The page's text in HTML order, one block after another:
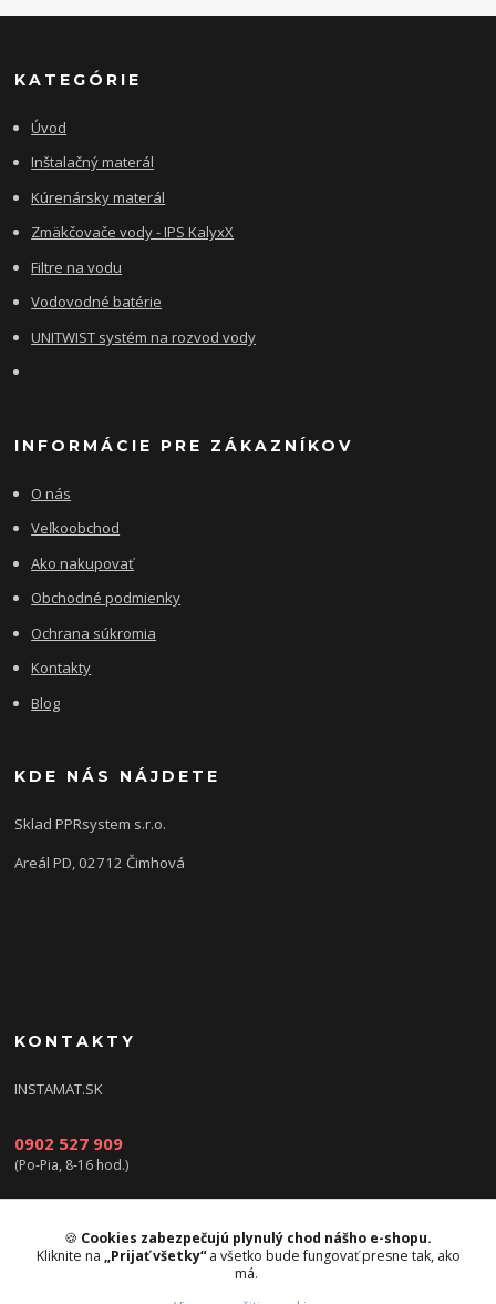
KATEGÓRIE
Úvod
Inštalačný materál
Kúrenársky materál
Zmäkčovače vody - IPS KalyxX
Filtre na vodu
Vodovodné batérie
UNITWIST systém na rozvod vody
INFORMÁCIE PRE ZÁKAZNÍKOV
O nás
Veľkoobchod
Ako nakupovať
Obchodné podmienky
Ochrana súkromia
Kontakty
Blog
KDE NÁS NÁJDETE
Sklad PPRsystem s.r.o.
Areál PD, 02712 Čimhová
KONTAKTY
INSTAMAT.SK
0902 527 909
(Po-Pia, 8-16 hod.)
info@instamat.sk
🍪 Cookies zabezpečujú plynulý chod nášho e-shopu.
Kliknite na „Prijať všetky“a všetko bude fungovať presne tak, ako
má.